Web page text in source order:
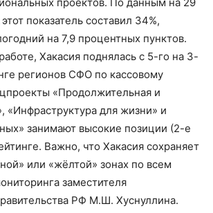
показатель составил 34%,
на 7,9 процентных пунктов.
Хакасия поднялась с 5-го на 3-
регионов СФО по кассовому
«Продолжительная и
«Инфраструктура для жизни» и
занимают высокие позиции (2-е
Важно, что Хакасия сохраняет
или «жёлтой» зонах по всем
заместителя
РФ М.Ш. Хуснуллина.